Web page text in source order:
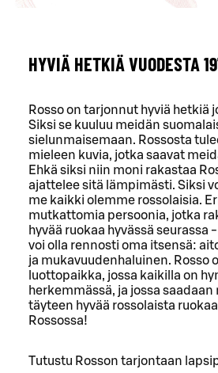
HYVIÄ HETKIÄ VUODESTA
Rosso on tarjonnut hyviä hetkiä
Siksi se kuuluu meidän
sielunmaisemaan. Rossosta
mieleen kuvia, jotka saavat
Ehkä siksi niin moni rakastaa
ajattelee sitä lämpimästi. Siksi
me kaikki olemme rossolaisia.
mutkattomia persoonia, jotka
hyvää ruokaa hyvässä seurassa
voi olla rennosti oma itsensä:
ja mukavuudenhaluinen. Rosso
luottopaikka, jossa kaikilla on
herkemmässä, ja jossa
täyteen hyvää rossolaista
Rossossa!
Tutustu Rosson tarjontaan